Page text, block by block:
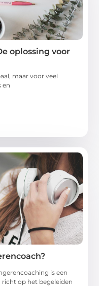
oplossing voor
maar voor veel
en
is een
richt op het begeleiden